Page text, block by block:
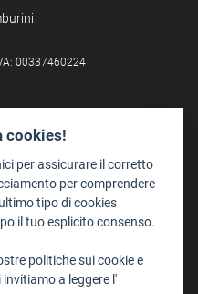
00337460224
cookies!
per assicurare il corretto
per comprendere
tipo di cookies
il tuo esplicito consenso.
politiche sui cookie e
a leggere l'